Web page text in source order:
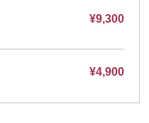
¥9,300
¥4,900